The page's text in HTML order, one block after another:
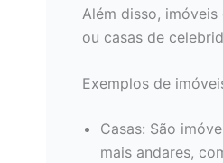
Além disso,
ou casas de
Exemplos de
Casas: São
mais andares,